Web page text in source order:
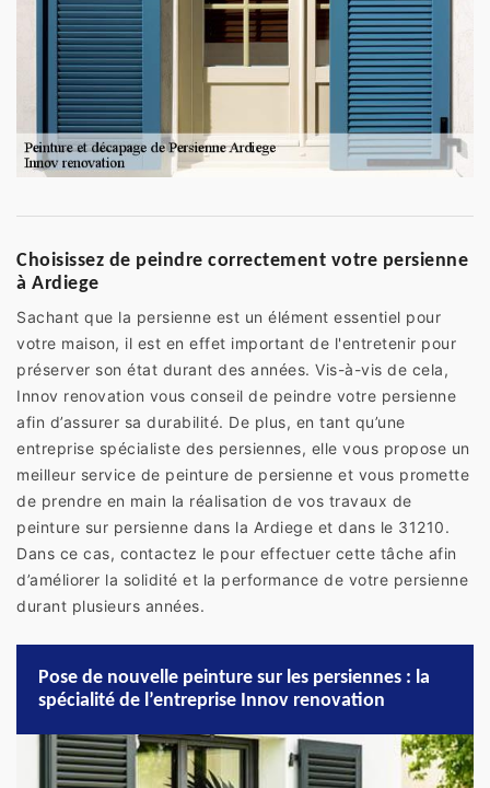
Choisissez de peindre correctement votre persienne
à Ardiege
Sachant que la persienne est un élément essentiel pour
votre maison, il est en effet important de l'entretenir pour
préserver son état durant des années. Vis-à-vis de cela,
Innov renovation vous conseil de peindre votre persienne
afin d’assurer sa durabilité. De plus, en tant qu’une
entreprise spécialiste des persiennes, elle vous propose un
meilleur service de peinture de persienne et vous promette
de prendre en main la réalisation de vos travaux de
peinture sur persienne dans la Ardiege et dans le 31210.
Dans ce cas, contactez le pour effectuer cette tâche afin
d’améliorer la solidité et la performance de votre persienne
durant plusieurs années.
Pose de nouvelle peinture sur les persiennes : la
spécialité de l’entreprise Innov renovation